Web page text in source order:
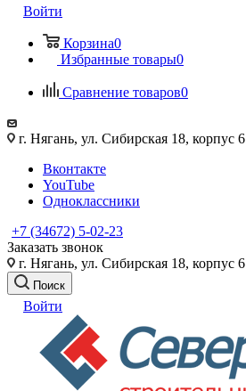
Войти
Корзина0
Избранные товары0
Сравнение товаров0
г. Нягань, ул. Сибирская 18, корпус 6
Вконтакте
YouTube
Одноклассники
+7 (34672) 5-02-23
Заказать звонок
г. Нягань, ул. Сибирская 18, корпус 6
Поиск
Войти